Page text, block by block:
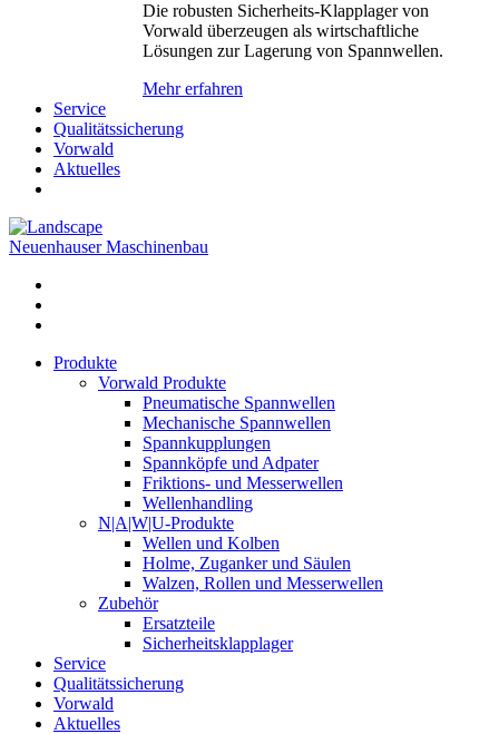
Die robusten Sicherheits-Klapplager von
Vorwald überzeugen als wirtschaftliche
Lösungen zur Lagerung von Spannwellen.
Mehr erfahren
Service
Qualitätssicherung
Vorwald
Aktuelles
Neuenhauser Maschinenbau
Produkte
Vorwald Produkte
Pneumatische Spannwellen
Mechanische Spannwellen
Spannkupplungen
Spannköpfe und Adpater
Friktions- und Messerwellen
Wellenhandling
N|A|W|U-Produkte
Wellen und Kolben
Holme, Zuganker und Säulen
Walzen, Rollen und Messerwellen
Zubehör
Ersatzteile
Sicherheitsklapplager
Service
Qualitätssicherung
Vorwald
Aktuelles